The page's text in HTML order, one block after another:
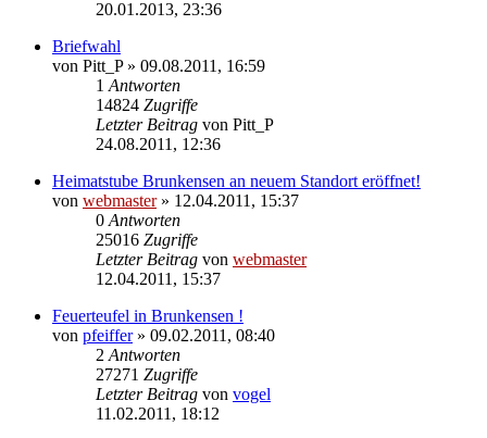
20.01.2013, 23:36
Briefwahl
von Pitt_P» 09.08.2011, 16:59
1 Antworten
14824 Zugriffe
Letzter Beitrag von Pitt_P
24.08.2011, 12:36
Heimatstube Brunkensen an neuem Standort eröffnet!
von webmaster» 12.04.2011, 15:37
0 Antworten
25016 Zugriffe
Letzter Beitrag von webmaster
12.04.2011, 15:37
Feuerteufel in Brunkensen !
von pfeiffer» 09.02.2011, 08:40
2 Antworten
27271 Zugriffe
Letzter Beitrag von vogel
11.02.2011, 18:12